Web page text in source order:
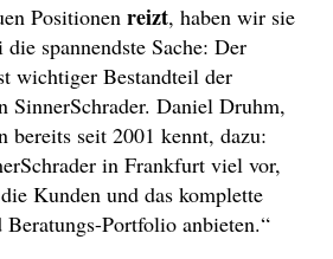
Positionen reizt, haben wir sie
spannendste Sache: Der
wichtiger Bestandteil der
SinnerSchrader. Daniel Druhm,
bereits seit 2001 kennt, dazu:
in Frankfurt viel vor,
Kunden und das komplette
Portfolio anbieten.“